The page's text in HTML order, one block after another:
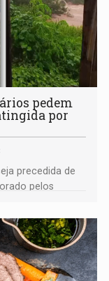
pedem
por
precedida de
pelos